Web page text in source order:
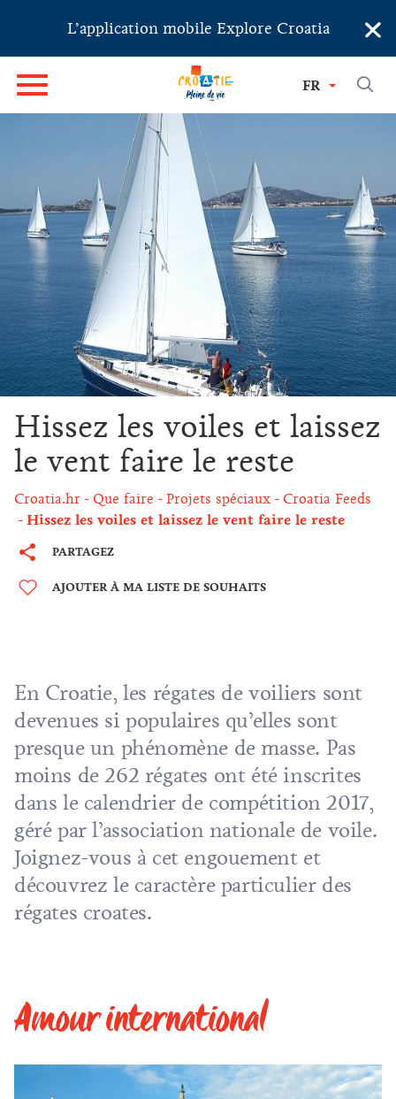
L’application mobile Explore Croatia ×
FR
Hissez les voiles et laissez
le vent faire le reste
Croatia.hr Que faire Projets spéciaux Croatia Feeds
Hissez les voiles et laissez le vent faire le reste
PARTAGEZ
AJOUTER À MA LISTE DE SOUHAITS
En Croatie, les régates de voiliers sont
devenues si populaires qu’elles sont
presque un phénomène de masse. Pas
moins de 262 régates ont été inscrites
dans le calendrier de compétition 2017,
géré par l’association nationale de voile.
Joignez-vous à cet engouement et
découvrez le caractère particulier des
régates croates.
Amour international